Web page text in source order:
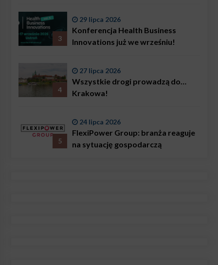
3
29 lipca 2026
Konferencja Health Business
Innovations już we wrześniu!
4
27 lipca 2026
Wszystkie drogi prowadzą do…
Krakowa!
5
24 lipca 2026
FlexiPower Group: branża reaguje
na sytuację gospodarczą